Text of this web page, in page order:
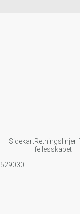
SidekartRetningslinjer
fellesskapet